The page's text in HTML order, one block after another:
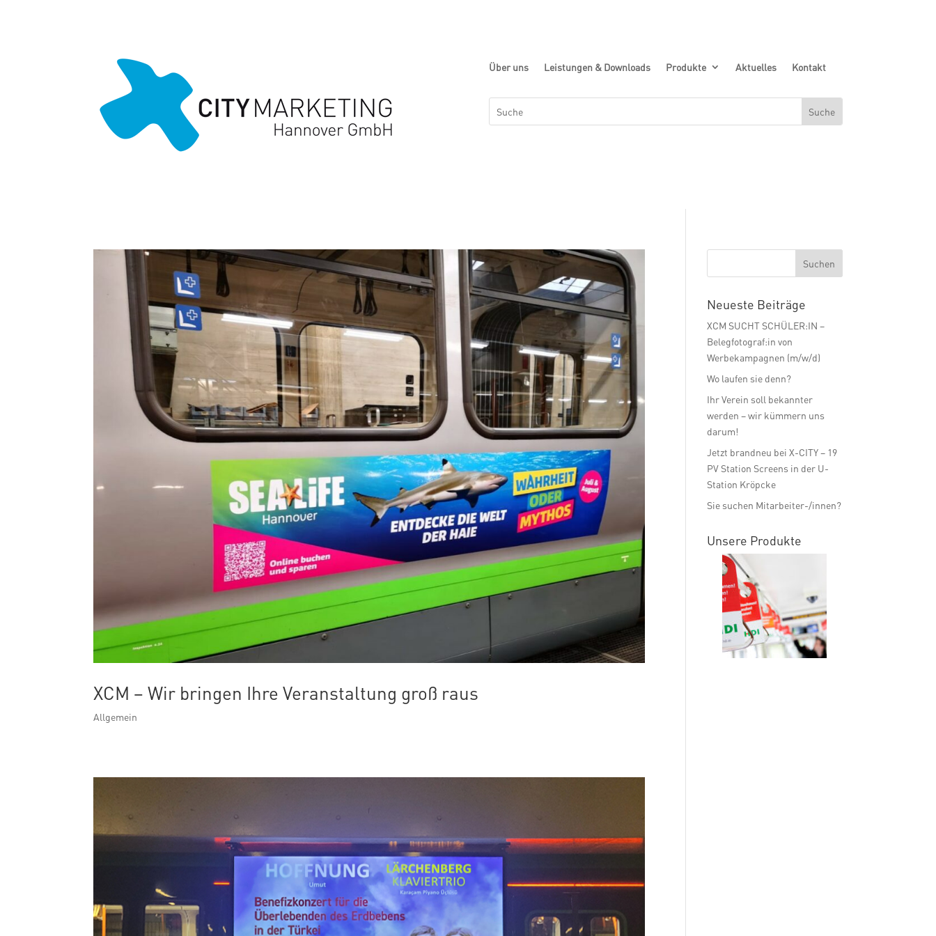
Über uns Leistungen & Downloads Produkte Aktuelles Kontakt
XCM – Wir bringen Ihre Veranstaltung groß raus
Allgemein
Neueste Beiträge
XCM SUCHT SCHÜLER:IN –
Belegfotograf:in von
Werbekampagnen (m/w/d)
Wo laufen sie denn?
Ihr Verein soll bekannter
werden – wir kümmern uns
darum!
Jetzt brandneu bei X-CITY – 19
PV Station Screens in der U-
Station Kröpcke
Sie suchen Mitarbeiter-/innen?
Unsere Produkte